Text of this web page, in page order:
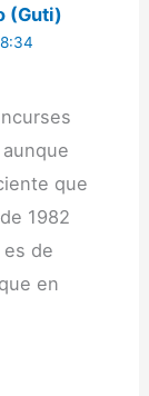
(Guti)
que
1982
de
en